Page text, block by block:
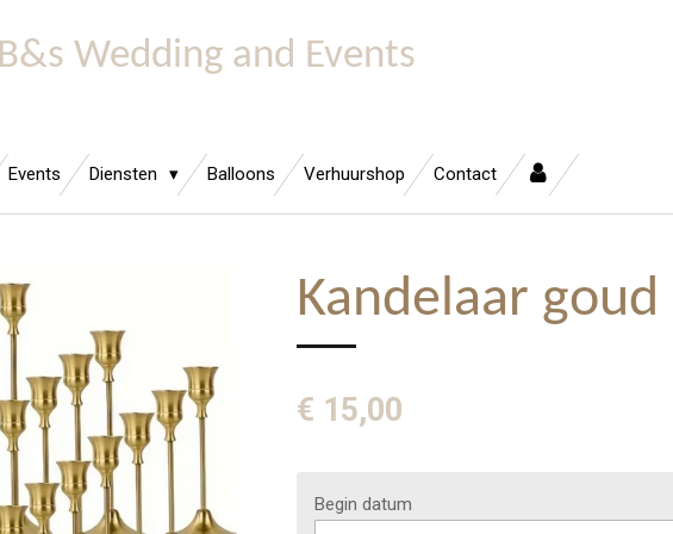
Wedding and Events
Events Diensten Balloons Verhuurshop Contact
Kandelaar
€ 15,00
Begin datum